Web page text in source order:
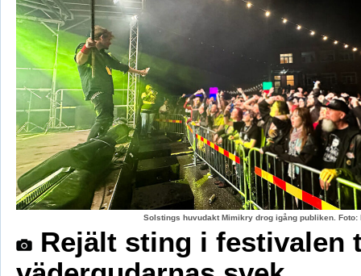
Solstings huvudakt Mimikry drog igång publiken.
Rejält sting i festivalen